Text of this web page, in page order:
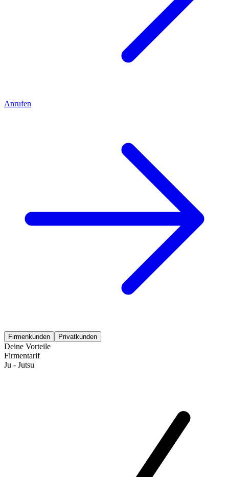
Anrufen
Firmenkunden Privatkunden
Deine Vorteile
Firmentarif
Ju - Jutsu